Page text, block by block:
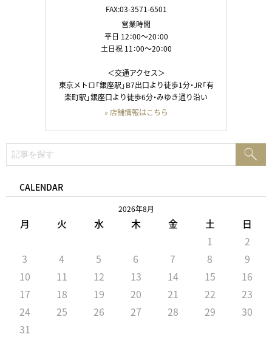
FAX:03-3571-6501
営業時間
平日 12：00～20：00
土日祝 11：00～20：00
＜交通アクセス＞
東京メトロ「銀座駅」B7出口より徒歩1分・JR「有
楽町駅」銀座口より徒歩6分・みゆき通り沿い
» 店舗情報はこちら
索:
CALENDAR
2026年8月
月 火 水 木 金 土 日
1
2
3
4 5 6 7 8
9
10
11 12 13 14 15
16
17
18 19 20 21 22
23
24
25 26 27 28 29
30
31